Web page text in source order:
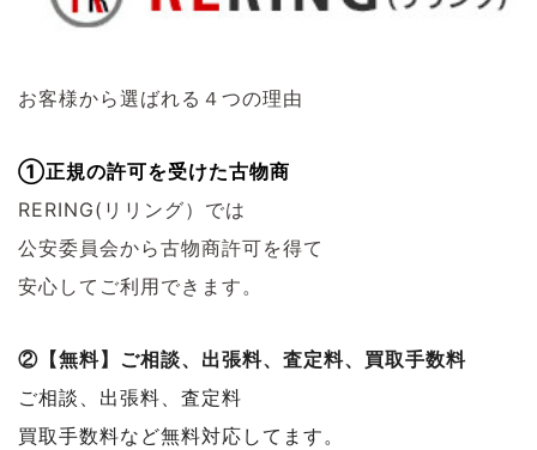
お客様から選ばれる４つの理由
①正規の許可を受けた古物商
RERING(リリング）では
公安委員会から古物商許可を得て
安心してご利用できます。
②【無料】ご相談、出張料、査定料、買取手数料
ご相談、出張料、査定料
買取手数料など無料対応してます。